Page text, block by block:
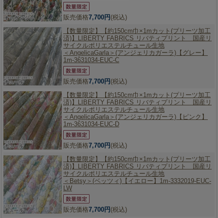
販売価格7,700円 (税込)
【数量限定】
【約150cm巾×1mカット(プリーツ加工
済)】LIBERTY FABRICS リバティプリント 国産リ
サイクルポリエステルチュール生地
＜AngelicaGarla＞(アンジェリカガーラ)【グレー】
1m-3631034-EUC-C
販売価格7,700円 (税込)
【数量限定】
【約150cm巾×1mカット(プリーツ加工
済)】LIBERTY FABRICS リバティプリント 国産リ
サイクルポリエステルチュール生地
＜AngelicaGarla＞(アンジェリカガーラ)【ピンク】
1m-3631034-EUC-D
販売価格7,700円 (税込)
【数量限定】
【約150cm巾×1mカット(プリーツ加工
済)】LIBERTY FABRICS リバティプリント 国産リ
サイクルポリエステルチュール生地
＜Betsy＞(ベッツィ)【イエロー】1m-3332019-EUC-
LW
販売価格7,700円 (税込)